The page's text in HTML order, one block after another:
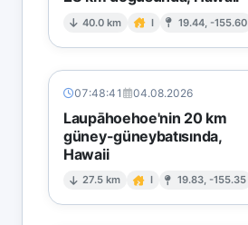
40.0 km I 19.44, -155.60
07:48:41 04.08.2026
Laupāhoehoe'nin 20 km
güney-güneybatısında,
Hawaii
27.5 km I 19.83, -155.35